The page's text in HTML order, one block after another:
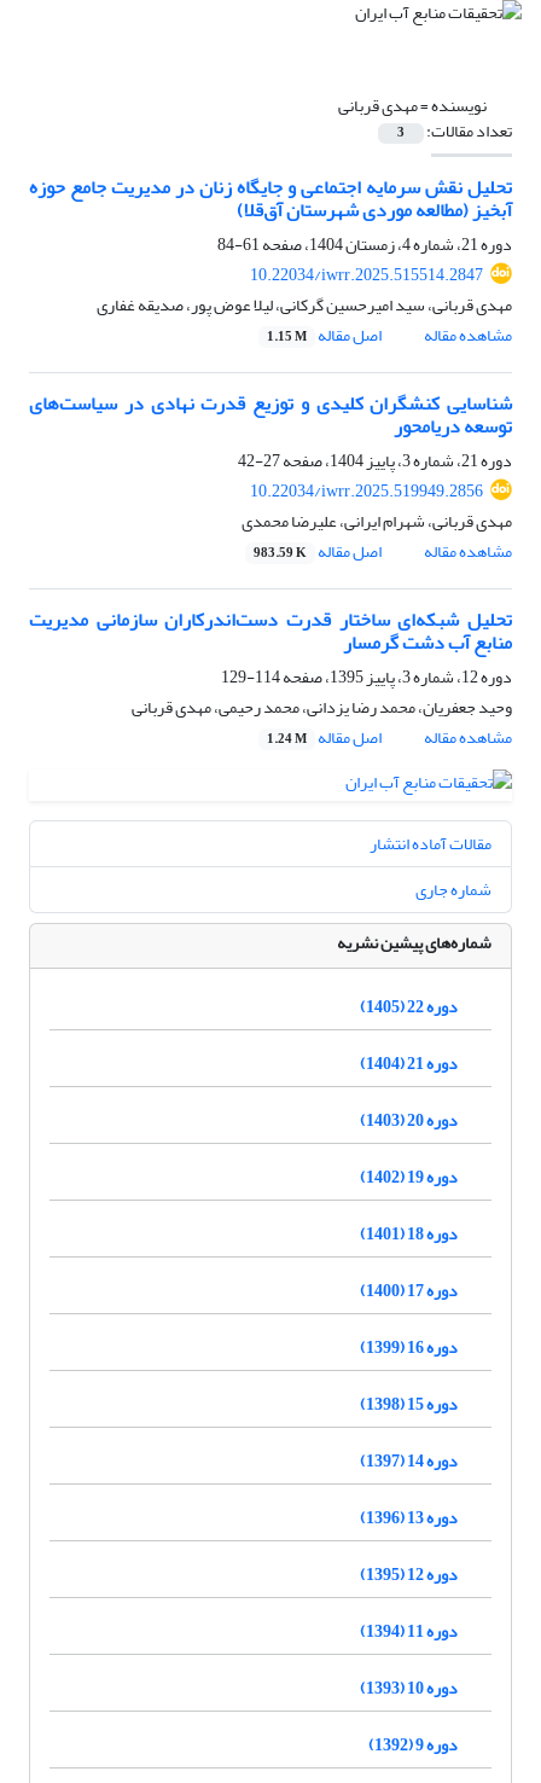
نویسنده =مهدی قربانی
تعداد مقالات: 3
تحلیل نقش سرمایه اجتماعی و جایگاه زنان در مدیریت جامع حوزه
آبخیز (مطالعه موردی شهرستان آق‌قلا)
دوره 21، شماره 4، زمستان 1404، صفحه
61-84
10.22034/iwrr.2025.515514.2847
مهدی قربانی، سید امیرحسین گرکانی، لیلا عوض پور، صدیقه غفاری
مشاهده مقاله
اصل مقاله 1.15 M
شناسایی کنشگران کلیدی و توزیع قدرت نهادی در سیاست‌های
توسعه دریامحور
دوره 21، شماره 3، پاییز 1404، صفحه
27-42
10.22034/iwrr.2025.519949.2856
مهدی قربانی، شهرام ایرانی، علیرضا محمدی
مشاهده مقاله
اصل مقاله 983.59 K
تحلیل شبکه‌ای ساختار قدرت دست‌اندرکاران سازمانی مدیریت
منابع آب دشت گرمسار
دوره 12، شماره 3، پاییز 1395، صفحه
114-129
وحید جعفریان، محمد رضا یزدانی، محمد رحیمی، مهدی قربانی
مشاهده مقاله
اصل مقاله 1.24 M
مقالات آماده انتشار
شماره جاری
شماره‌های پیشین نشریه
دوره 22 (1405)
دوره 21 (1404)
دوره 20 (1403)
دوره 19 (1402)
دوره 18 (1401)
دوره 17 (1400)
دوره 16 (1399)
دوره 15 (1398)
دوره 14 (1397)
دوره 13 (1396)
دوره 12 (1395)
دوره 11 (1394)
دوره 10 (1393)
دوره 9 (1392)